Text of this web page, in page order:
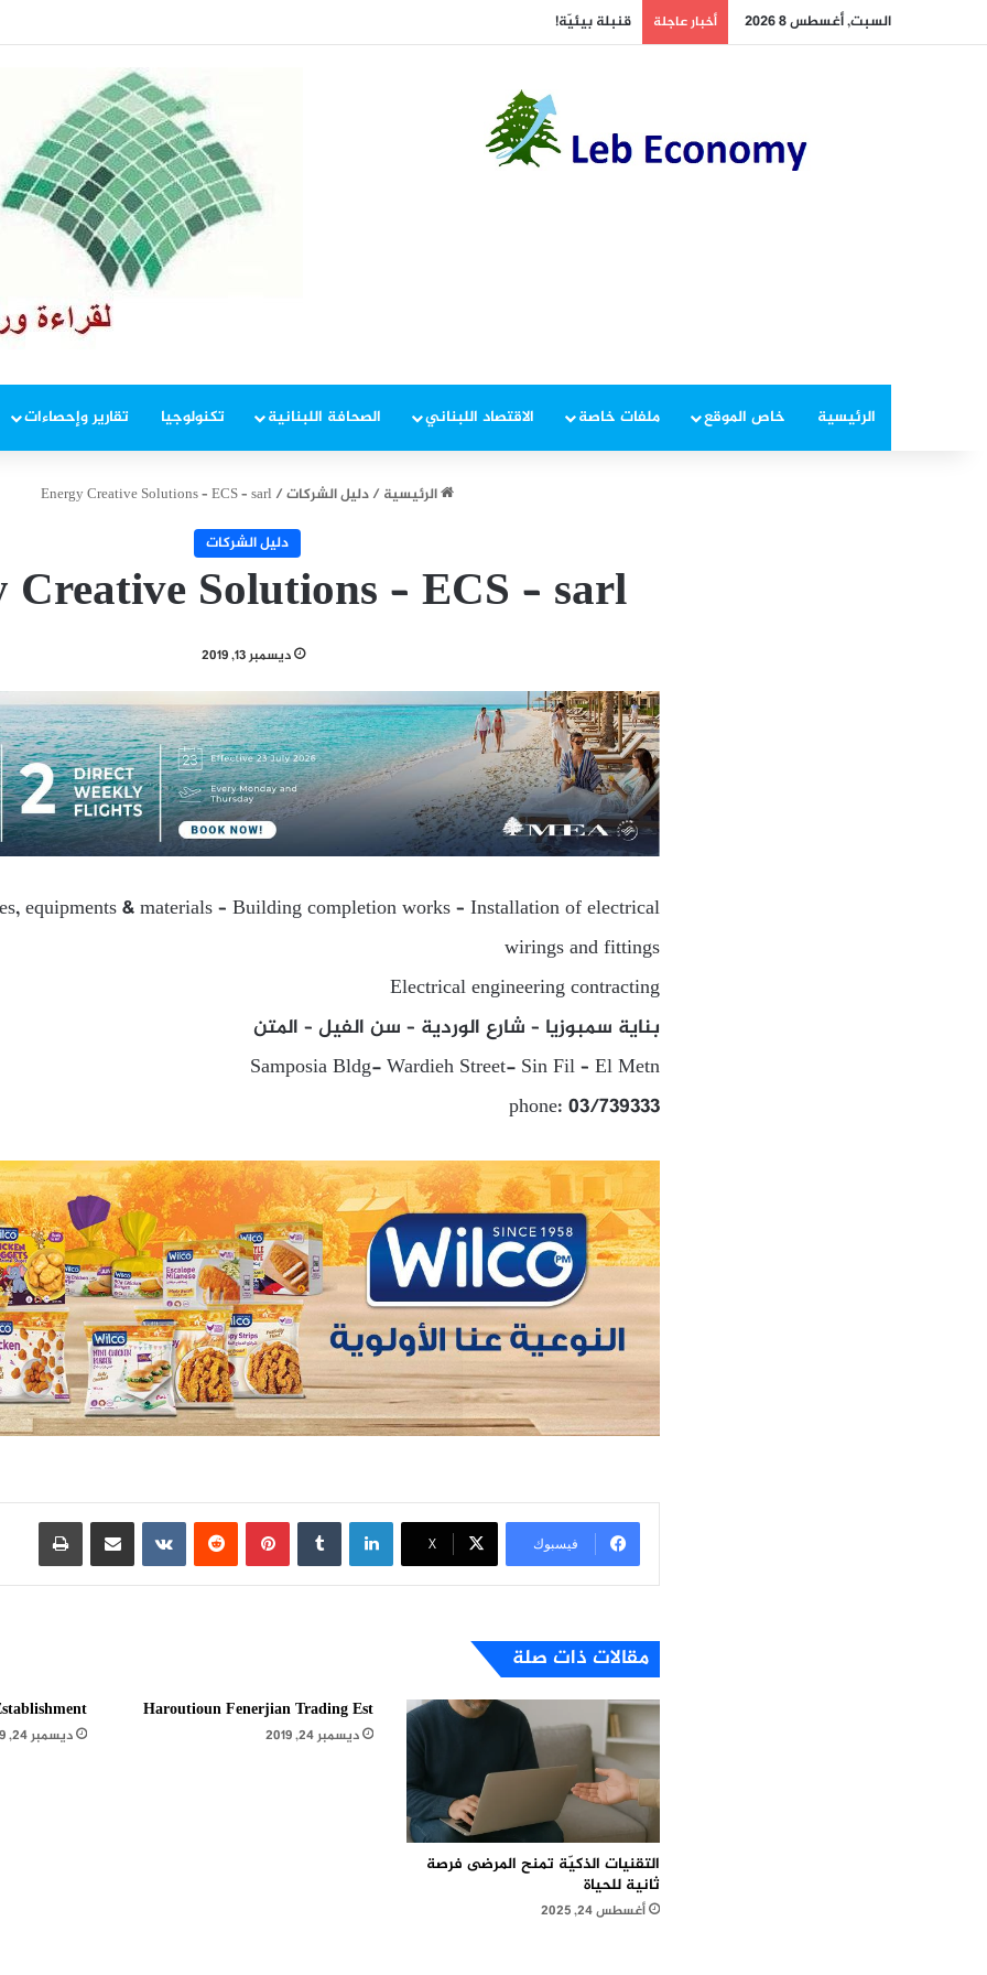
السبت, أغسطس 8 2026 أخبار عاجلة قنبلة بيئيّة!
الرئيسية خاص الموقع ملفات خاصة الاقتصاد اللبناني الصحافة اللبنانية تكنولوجيا تقارير وإحصاءات
الرئيسية / دليل الشركات/
Energy Creative Solutions – ECS – sarl
دليل الشركات
Solutions – ECS – sarl
ديسمبر 13, 2019
equipments & materials – Building completion works – Installation of electrical
wirings and fittings
Electrical engineering contracting
بناية سمبوزيا – شارع الوردية – سن الفيل – المتن
Samposia Bldg- Wardieh Street- Sin Fil – El Metn
phone: 03/739333
فيسبوك X
لينكدإن بينتيريست مشاركة عبر البريد طباعة
مقالات ذات صلة
التقنيات الذكيّة تمنح المرضى فرصة
ثانية للحياة
أغسطس 24, 2025
Haroutioun Fenerjian Trading Est
ديسمبر 24, 2019 ديسمبر 24, 2019